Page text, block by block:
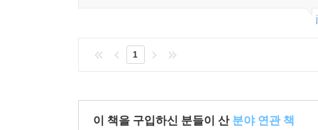
“이 책은 진실이란 무엇인지, 폭력적 행위가
고민하자고 권하면서, 기본으로 돌아갈 것을 제안
“이 책을 가득 채운 실수담, 그리고 정의를 실현
1
이 책을 구입하신 분들이 산 분야 연관 책